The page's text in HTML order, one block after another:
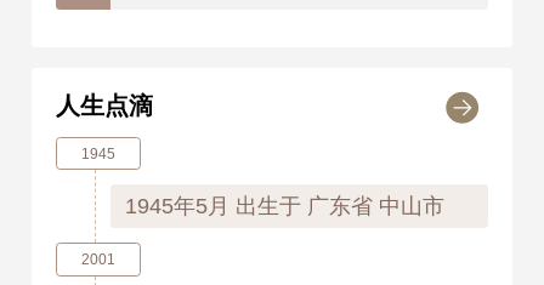
人生点滴
1945
1945年5月 出生于 广东省 中山市
2001